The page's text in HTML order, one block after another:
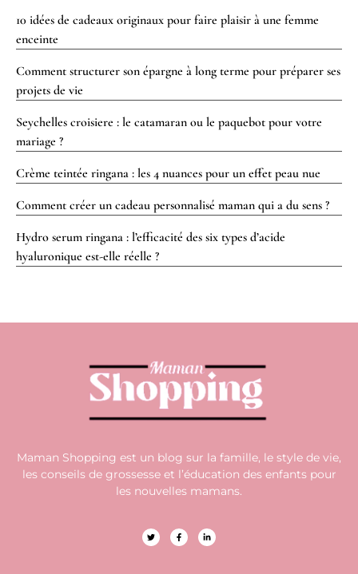
10 idées de cadeaux originaux pour faire plaisir à une femme
enceinte
Comment structurer son épargne à long terme pour préparer ses
projets de vie
Seychelles croisiere : le catamaran ou le paquebot pour votre
mariage ?
Crème teintée ringana : les 4 nuances pour un effet peau nue
Comment créer un cadeau personnalisé maman qui a du sens ?
Hydro serum ringana : l’efficacité des six types d’acide
hyaluronique est-elle réelle ?
Maman Shopping est un blog sur la famille, le style de vie,
les conseils de grossesse et l’éducation des enfants pour
les nouvelles mamans.